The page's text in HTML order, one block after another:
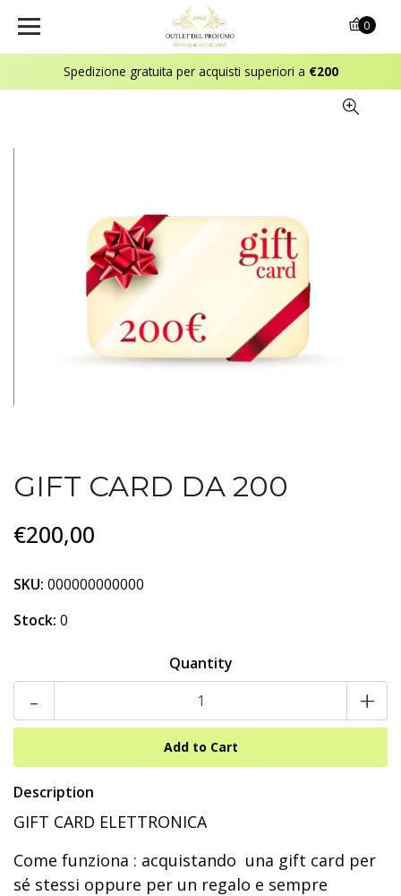
Spedizione gratuita per acquisti superiori a €200
0
GIFT CARD DA 200
€200,00
SKU: 000000000000
Stock: 0
Quantity
- +
Description
GIFT CARD ELETTRONICA
Come funziona : acquistando una gift card per
sé stessi oppure per un regalo e sempre